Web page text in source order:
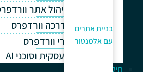
בניית אתרים
עם אלמנטור
תחזוקה וניהול אתר וורדפרס
תמיכה והדרכה וורדפרס
קידום אתרי וורדפרס
אוטומציה עסקית וסוכני AI
תיק עבודות